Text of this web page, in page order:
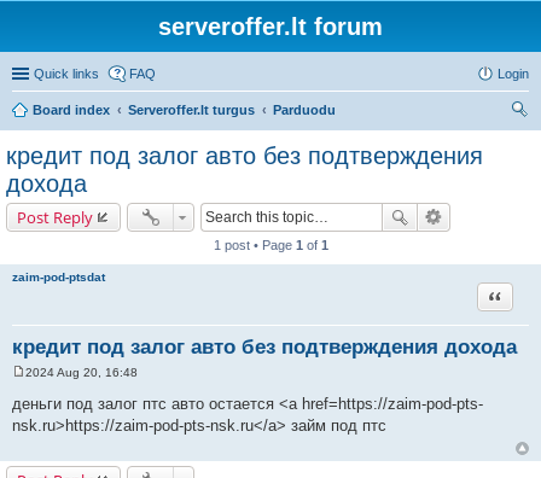
serveroffer.lt forum
Quick links FAQ Login
Board index Serveroffer.lt turgus
Parduodu
кредит под залог авто без подтверждения
дохода
Post Reply
1 post • Page 1 of 1
zaim-pod-ptsdat
кредит под залог авто без подтверждения дохода
Quote
s
t
2024 Aug 20, 16:48
деньги под залог птс авто остается <a href=https://zaim-pod-pts-
nsk.ru>https://zaim-pod-pts-nsk.ru</a> займ под птс